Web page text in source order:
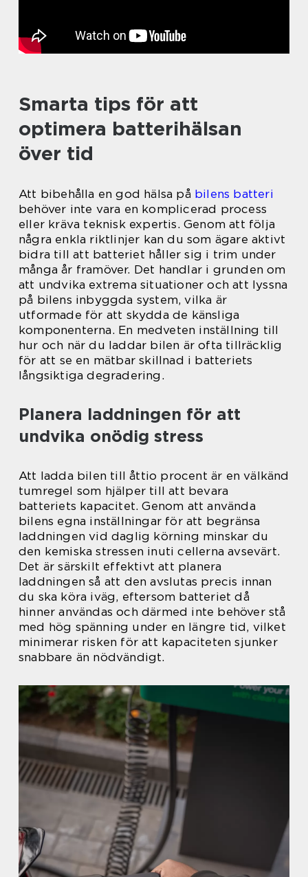
Smarta tips för att
optimera batterihälsan
över tid
Att bibehålla en god hälsa på bilens batteri
behöver inte vara en komplicerad process
eller kräva teknisk expertis. Genom att följa
några enkla riktlinjer kan du som ägare aktivt
bidra till att batteriet håller sig i trim under
många år framöver. Det handlar i grunden om
att undvika extrema situationer och att lyssna
på bilens inbyggda system, vilka är
utformade för att skydda de känsliga
komponenterna. En medveten inställning till
hur och när du laddar bilen är ofta tillräcklig
för att se en mätbar skillnad i batteriets
långsiktiga degradering.
Planera laddningen för att
undvika onödig stress
Att ladda bilen till åttio procent är en välkänd
tumregel som hjälper till att bevara
batteriets kapacitet. Genom att använda
bilens egna inställningar för att begränsa
laddningen vid daglig körning minskar du
den kemiska stressen inuti cellerna avsevärt.
Det är särskilt effektivt att planera
laddningen så att den avslutas precis innan
du ska köra iväg, eftersom batteriet då
hinner användas och därmed inte behöver stå
med hög spänning under en längre tid, vilket
minimerar risken för att kapaciteten sjunker
snabbare än nödvändigt.